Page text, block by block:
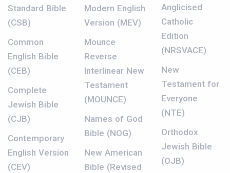
Standard Bible
(CSB)
Common
English Bible
(CEB)
Complete
Jewish Bible
(CJB)
Contemporary
English Version
(CEV)
Modern English
Version (MEV)
Mounce
Reverse
Interlinear New
Testament
(MOUNCE)
Names of God
Bible (NOG)
New American
Bible (Revised
Anglicised
Catholic
Edition
(NRSVACE)
New
Testament for
Everyone
(NTE)
Orthodox
Jewish Bible
(OJB)